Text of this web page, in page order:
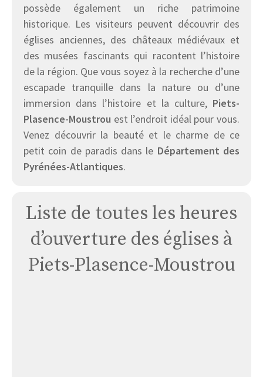
possède également un riche patrimoine
historique. Les visiteurs peuvent découvrir des
églises anciennes, des châteaux médiévaux et
des musées fascinants qui racontent l’histoire
de la région. Que vous soyez à la recherche d’une
escapade tranquille dans la nature ou d’une
immersion dans l’histoire et la culture, Piets-
Plasence-Moustrou est l’endroit idéal pour vous.
Venez découvrir la beauté et le charme de ce
petit coin de paradis dans le Département des
Pyrénées-Atlantiques.
Liste de toutes les heures
d’ouverture des églises à
Piets-Plasence-Moustrou